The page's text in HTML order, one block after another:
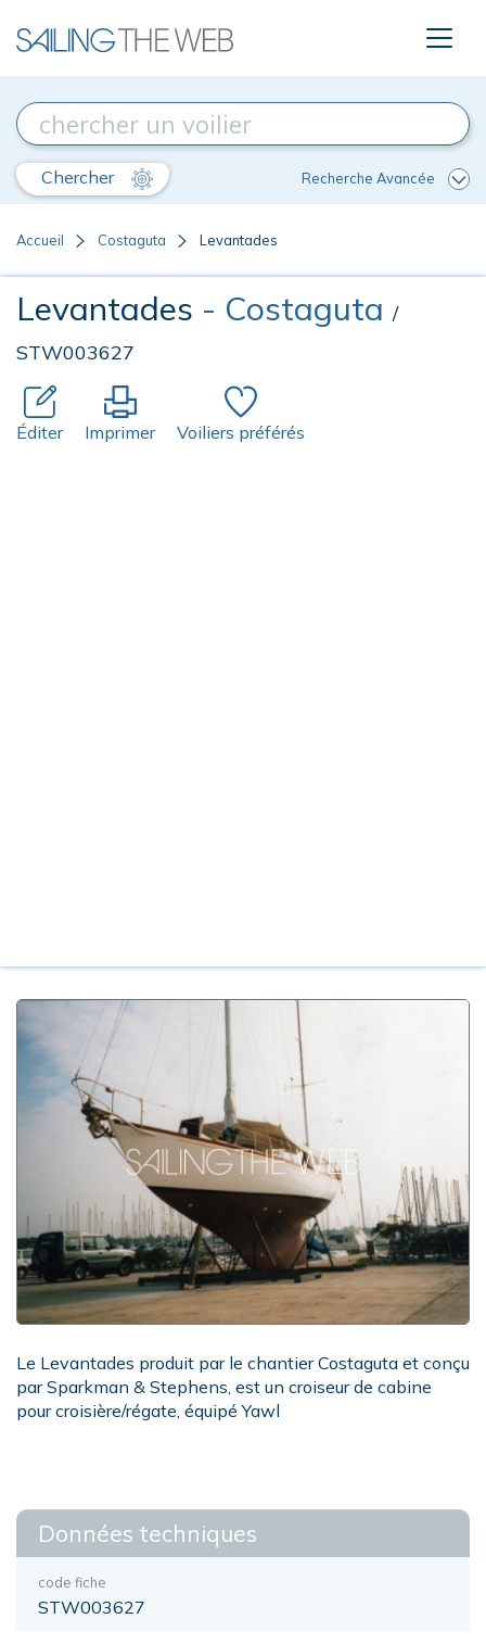
Chercher Recherche Avancée
Accueil Costaguta Levantades
Levantades - Costaguta /
STW003627
Éditer Imprimer Voiliers préférés
Le Levantades produit par le chantier Costaguta et conçu
par Sparkman & Stephens, est un croiseur de cabine
pour croisière/régate, équipé Yawl
Données techniques
code fiche
STW003627